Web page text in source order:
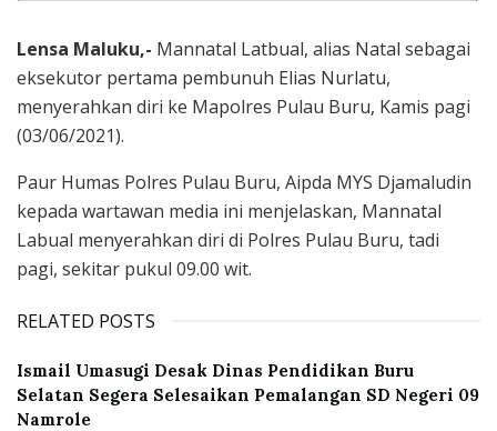
Lensa Maluku,- Mannatal Latbual, alias Natal sebagai
eksekutor pertama pembunuh Elias Nurlatu,
menyerahkan diri ke Mapolres Pulau Buru, Kamis pagi
(03/06/2021).
Paur Humas Polres Pulau Buru, Aipda MYS Djamaludin
kepada wartawan media ini menjelaskan, Mannatal
Labual menyerahkan diri di Polres Pulau Buru, tadi
pagi, sekitar pukul 09.00 wit.
RELATED POSTS
Ismail Umasugi Desak Dinas Pendidikan Buru
Selatan Segera Selesaikan Pemalangan SD Negeri 09
Namrole